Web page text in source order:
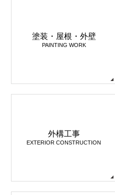
塗装・屋根・外壁
PAINTING WORK
外構工事
EXTERIOR CONSTRUCTION